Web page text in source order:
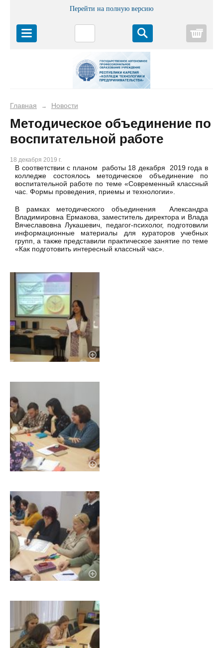
Перейти на полную версию
Главная → Новости
Методическое объединение по
воспитательной работе
18 декабря 2019 г.
В соответствии с планом работы 18 декабря 2019 года в
колледже состоялось методическое объединение по
воспитательной работе по теме «Современный классный
час. Формы проведения, приемы и технологии».
В рамках методического объединения Александра
Владимировна Ермакова, заместитель директора и Влада
Вячеславовна Лукашевич, педагог-психолог, подготовили
информационные материалы для кураторов учебных
групп, а также представили практическое занятие по теме
«Как подготовить интересный классный час».